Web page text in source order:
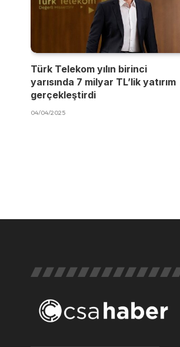
Türk Telekom yılın birinci
yarısında 7 milyar TL’lik yatırım
gerçekleştirdi
04/04/2025